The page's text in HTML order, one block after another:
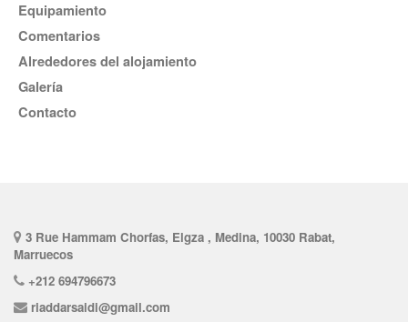
Equipamiento
comentarios
Alrededores del alojamiento
Galería
Contacto
3 Rue Hammam Chorfas, Elgza , Medina, 10030 Rabat,
Marruecos
+212 694796673
riaddarsaidi@gmail.com